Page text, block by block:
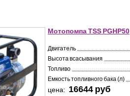
Мотопомпа TSS PGHP50
Двигатель
Высота всасывания
Топливо
Емкость топливного бака (л)
цена: 16644 pуб